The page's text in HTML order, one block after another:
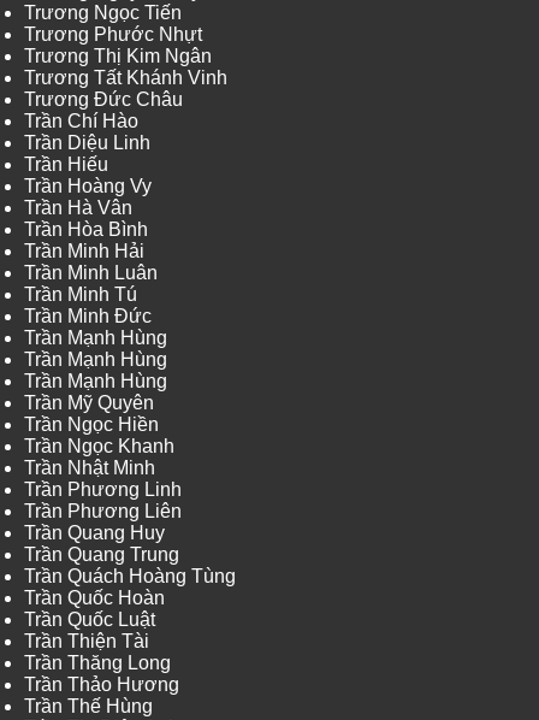
Trương Ngọc Tiến
Trương Phước Nhựt
Trương Thị Kim Ngân
Trương Tất Khánh Vinh
Trương Đức Châu
Trần Chí Hào
Trần Diệu Linh
Trần Hiếu
Trần Hoàng Vy
Trần Hà Vân
Trần Hòa Bình
Trần Minh Hải
Trần Minh Luân
Trần Minh Tú
Trần Minh Đức
Trần Mạnh Hùng
Trần Mạnh Hùng
Trần Mạnh Hùng
Trần Mỹ Quyên
Trần Ngọc Hiền
Trần Ngọc Khanh
Trần Nhật Minh
Trần Phương Linh
Trần Phương Liên
Trần Quang Huy
Trần Quang Trung
Trần Quách Hoàng Tùng
Trần Quốc Hoàn
Trần Quốc Luật
Trần Thiện Tài
Trần Thăng Long
Trần Thảo Hương
Trần Thế Hùng